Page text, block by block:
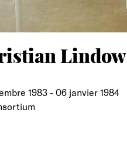
Lindow
1983 -06 janvier 1984